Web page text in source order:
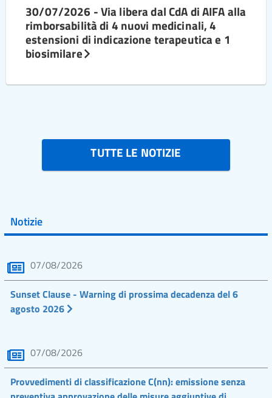
30/07/2026 - Via libera dal CdA di AIFA alla
rimborsabilità di 4 nuovi medicinali, 4
estensioni di indicazione terapeutica e 1
biosimilare
TUTTE LE NOTIZIE
Notizie
07/08/2026
Sunset Clause - Warning di prossima decadenza del 6
agosto 2026
07/08/2026
Provvedimenti di classificazione C(nn): emissione senza